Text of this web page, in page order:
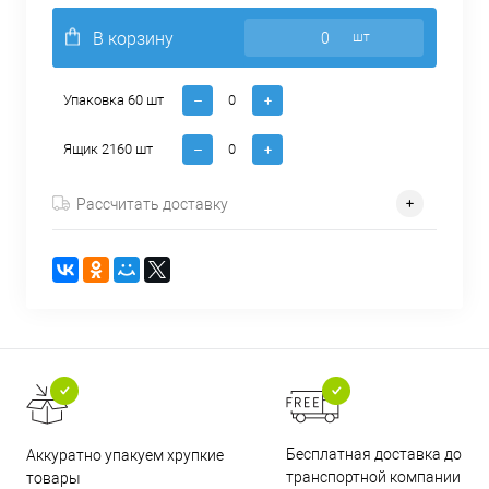
В корзину шт
Упаковка 60 шт
Ящик 2160 шт
Рассчитать доставку
Аккуратно упакуем хрупкие
товары
Бесплатная доставка до
транспортной компании